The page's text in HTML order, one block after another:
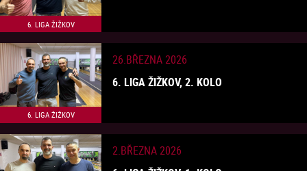
6. LIGA ŽIŽKOV
6. LIGA ŽIŽKOV
6. LIGA ŽIŽKOV, 2. KOLO
26.BŘEZNA 2026
2.BŘEZNA 2026